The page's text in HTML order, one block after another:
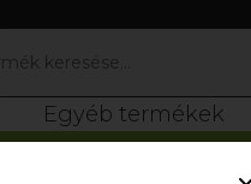
Egyéb termékek